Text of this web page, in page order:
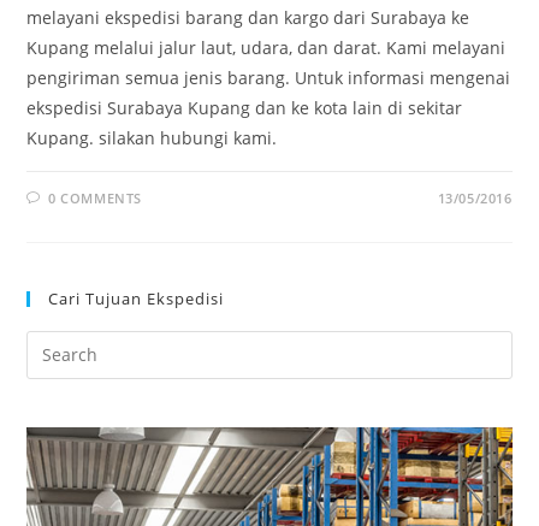
melayani ekspedisi barang dan kargo dari Surabaya ke
Kupang melalui jalur laut, udara, dan darat. Kami melayani
pengiriman semua jenis barang. Untuk informasi mengenai
ekspedisi Surabaya Kupang dan ke kota lain di sekitar
Kupang. silakan hubungi kami.
0 COMMENTS 13/05/2016
Cari Tujuan Ekspedisi